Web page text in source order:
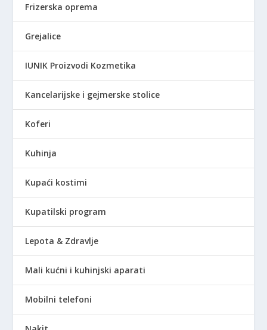
Frizerska oprema
Grejalice
IUNIK Proizvodi Kozmetika
Kancelarijske i gejmerske stolice
Koferi
Kuhinja
Kupaći kostimi
Kupatilski program
Lepota & Zdravlje
Mali kućni i kuhinjski aparati
Mobilni telefoni